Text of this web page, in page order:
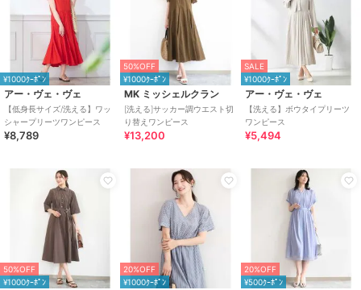
¥1000ｸｰﾎﾟﾝ
アー・ヴェ・ヴェ
【低身長サイズ/洗える】ワッ
シャープリーツワンピース
¥8,789
50%OFF
¥1000ｸｰﾎﾟﾝ
MK ミッシェルクラン
[洗える]サッカー調ウエスト切
り替えワンピース
¥13,200
SALE
¥1000ｸｰﾎﾟﾝ
アー・ヴェ・ヴェ
【洗える】ボウタイプリーツ
ワンピース
¥5,494
50%OFF
¥1000ｸｰﾎﾟﾝ
20%OFF
¥1000ｸｰﾎﾟﾝ
20%OFF
¥500ｸｰﾎﾟﾝ